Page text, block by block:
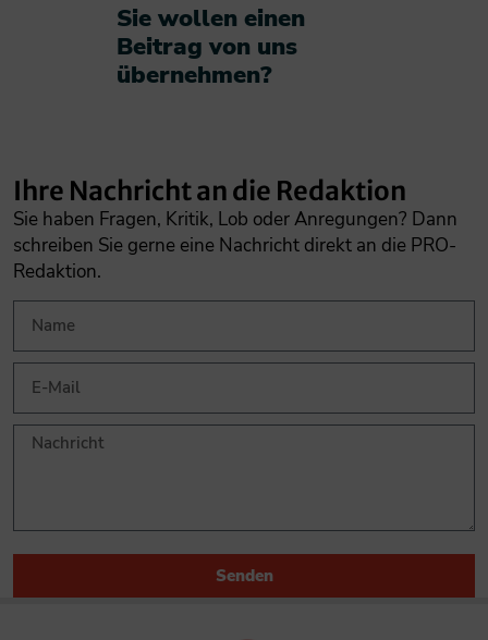
Sie wollen einen
Beitrag von uns
übernehmen?​
Ihre Nachricht an die Redaktion
Sie haben Fragen, Kritik, Lob oder Anregungen? Dann
schreiben Sie gerne eine Nachricht direkt an die PRO-
Redaktion.
Senden